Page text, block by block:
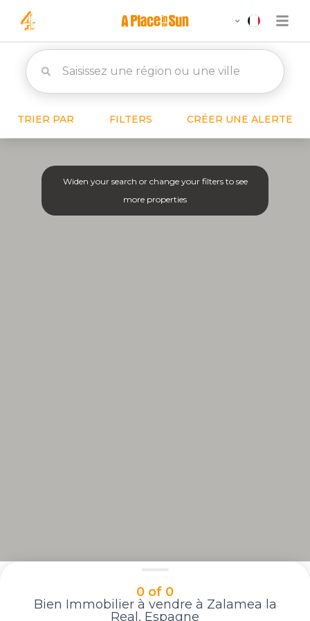
TRIER PAR FILTERS CRÉER UNE ALERTE
Widen your search or change your filters to see
more properties
0 of 0
Bien Immobilier à vendre à Zalamea la
Real, Espagne